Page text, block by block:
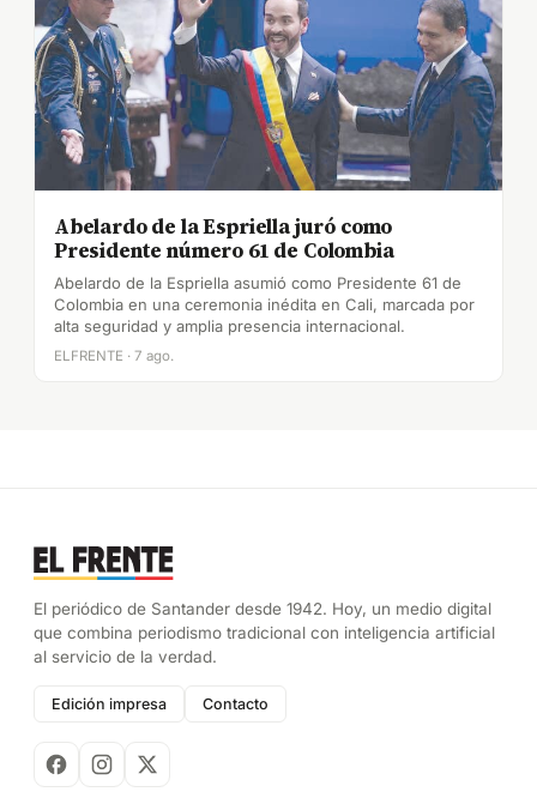
Abelardo de la Espriella juró como
Presidente número 61 de Colombia
Abelardo de la Espriella asumió como Presidente 61 de
Colombia en una ceremonia inédita en Cali, marcada por
alta seguridad y amplia presencia internacional.
ELFRENTE · 7 ago.
El periódico de Santander desde 1942. Hoy, un medio digital
que combina periodismo tradicional con inteligencia artificial
al servicio de la verdad.
Edición impresa Contacto